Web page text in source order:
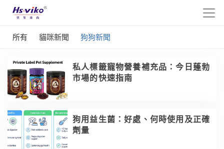
所有 貓咪新聞 狗狗新聞
私人標籤寵物營養補充品：今日蓬勃
市場的快速指南
狗用益生菌：好處、何時使用及正確
劑量